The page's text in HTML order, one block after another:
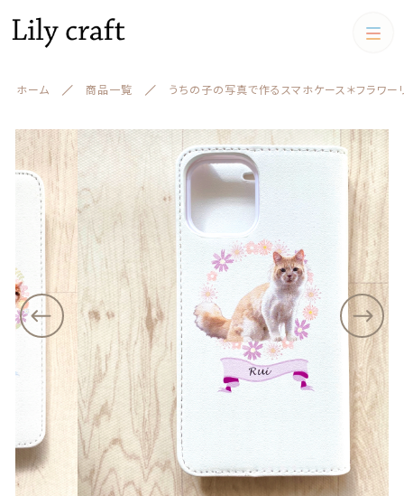
ホーム 商品一覧 うちの子の写真で作るスマホケース＊フラ
カートに商品を追加しました
＊帯無し for iPhone, Android
フラワーリースカラー展開
数量
（税込）
ショッピングを続ける
カートを確認する
カテゴリー
うちの子クッション iPadケース,マルチケース
お財布
アクリルスタンド アクリル
フィギュア
カテゴリー一覧
すべて
うちの子クッション
スマホケース
iPadケース,マルチケース
お財布
キーケース、名刺ケース
マスク ブランケット
パスケース
絞り込み検索
親カテゴリー
子カテゴリー
価格帯